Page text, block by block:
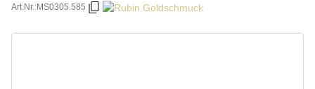
Art.Nr.:MS0305.585